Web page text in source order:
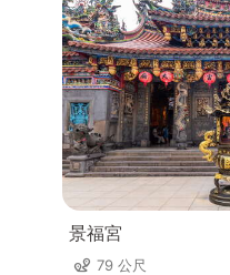
景福宮
79 公尺